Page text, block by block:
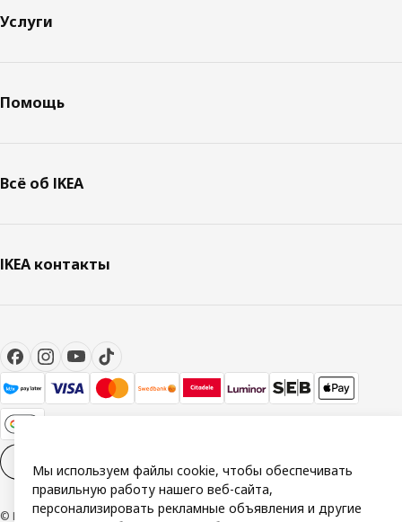
Услуги
Помощь
Всё об IKEA
IKEA контакты
RU
© Inter IKEA Systems B.V. 1999-2026
Мы используем файлы cookie, чтобы обеспечивать
правильную работу нашего веб-сайта,
персонализировать рекламные объявления и другие